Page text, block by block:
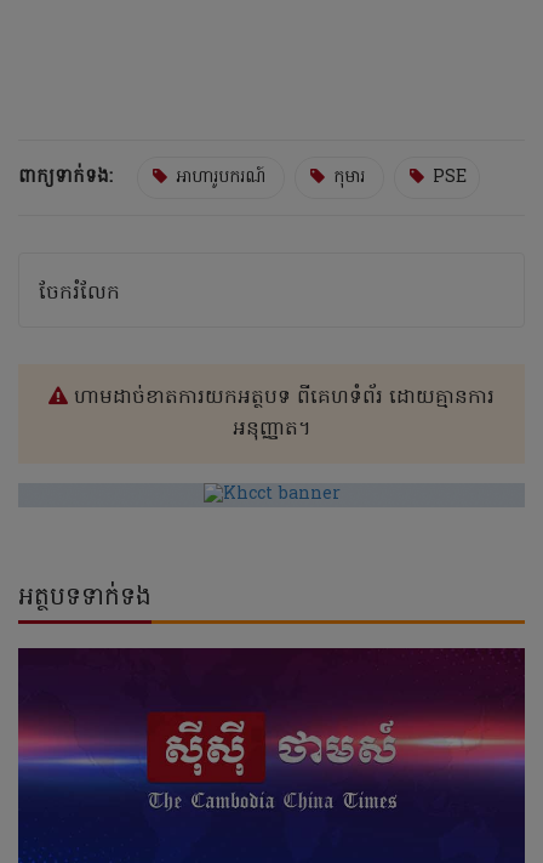
ពាក្យទាក់ទង: អាហារូបករណ៍ កុមារ PSE
ចែករំលែក
ហាមដាច់ខាតការយកអត្ថបទ ពីគេហទំព័រ ដោយគ្មានការ
អនុញ្ញាត។
អត្ថបទទាក់ទង